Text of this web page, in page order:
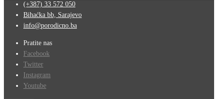
(+387) 33 572 050
Bihaćka bb, Sarajevo
info@porodicno.ba
Pratite nas
Facebook
Twitter
Instagram
Youtube